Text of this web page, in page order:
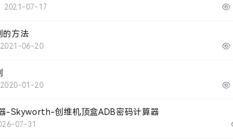
2021-07-17
的方法
2021-06-20
2020-01-20
-Skyworth-创维机顶盒ADB密码计算器
07-31